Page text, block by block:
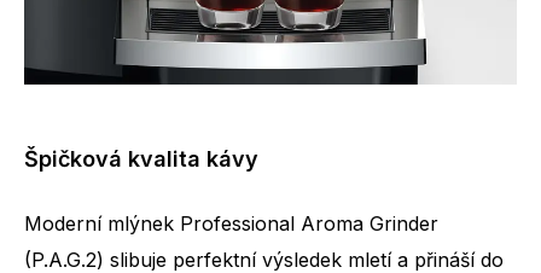
Špičková kvalita kávy
Moderní mlýnek Professional Aroma Grinder
(P.A.G.2) slibuje perfektní výsledek mletí a přináší do